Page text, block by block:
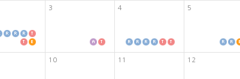
3 4 5
10 11 12